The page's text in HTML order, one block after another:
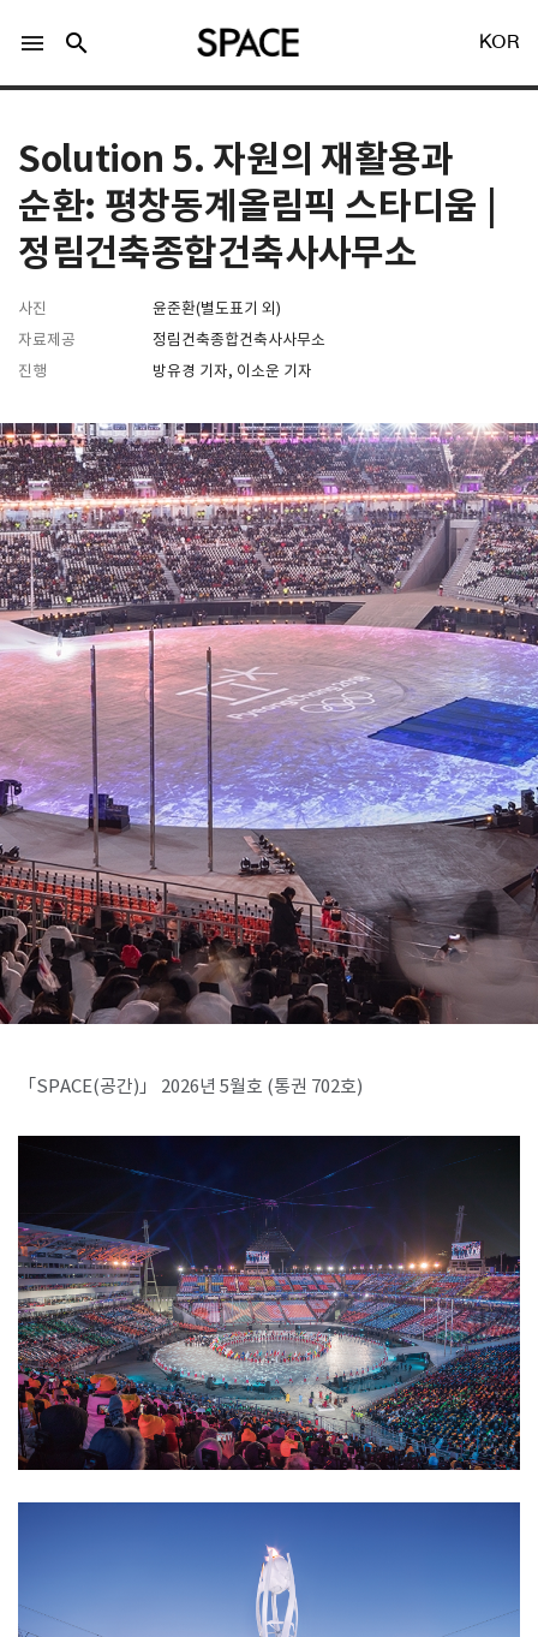
LOGIN 회원가입
Naver 로그인
SPACE 소개
공지사항
기사문의
광고문의
Contact
menu search KOR
Solution 5. 자원의 재활용과
순환: 평창동계올림픽 스타디움 |
정림건축종합건축사사무소
사진
윤준환(별도표기 외)
자료제공
정림건축종합건축사사무소
진행
방유경 기자, 이소운 기자
「SPACE(공간)」 2026년 5월호 (통권 702호)